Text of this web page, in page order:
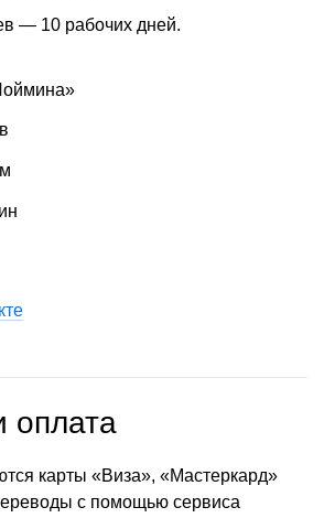
— 10 рабочих дней.
оплата
карты «Виза», «Мастеркард»
с помощью сервиса